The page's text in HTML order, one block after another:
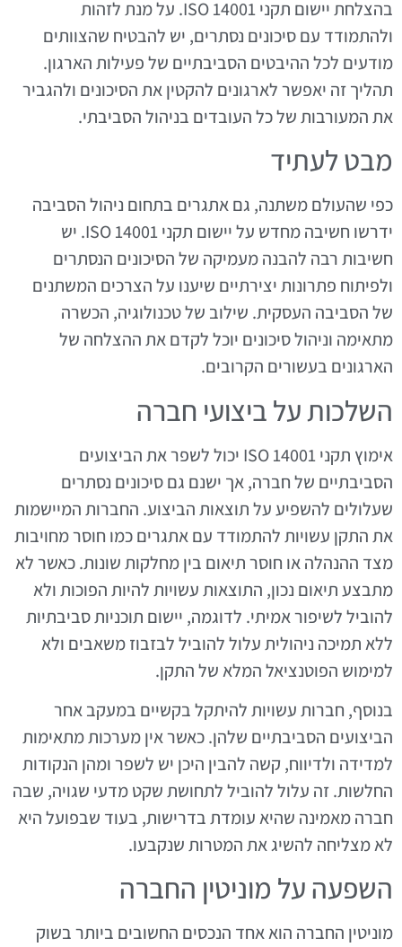
בהצלחת יישום תקני ISO 14001. על מנת לזהות
ולהתמודד עם סיכונים נסתרים, יש להבטיח שהצוותים
מודעים לכל ההיבטים הסביבתיים של פעילות הארגון.
תהליך זה יאפשר לארגונים להקטין את הסיכונים ולהגביר
את המעורבות של כל העובדים בניהול הסביבתי.
מבט לעתיד
כפי שהעולם משתנה, גם אתגרים בתחום ניהול הסביבה
ידרשו חשיבה מחדש על יישום תקני ISO 14001. יש
חשיבות רבה להבנה מעמיקה של הסיכונים הנסתרים
ולפיתוח פתרונות יצירתיים שיענו על הצרכים המשתנים
של הסביבה העסקית. שילוב של טכנולוגיה, הכשרה
מתאימה וניהול סיכונים יוכל לקדם את ההצלחה של
הארגונים בעשורים הקרובים.
השלכות על ביצועי חברה
אימוץ תקני ISO 14001 יכול לשפר את הביצועים
הסביבתיים של חברה, אך ישנם גם סיכונים נסתרים
שעלולים להשפיע על תוצאות הביצוע. החברות המיישמות
את התקן עשויות להתמודד עם אתגרים כמו חוסר מחויבות
מצד ההנהלה או חוסר תיאום בין מחלקות שונות. כאשר לא
מתבצע תיאום נכון, התוצאות עשויות להיות הפוכות ולא
להוביל לשיפור אמיתי. לדוגמה, יישום תוכניות סביבתיות
ללא תמיכה ניהולית עלול להוביל לבזבוז משאבים ולא
למימוש הפוטנציאל המלא של התקן.
בנוסף, חברות עשויות להיתקל בקשיים במעקב אחר
הביצועים הסביבתיים שלהן. כאשר אין מערכות מתאימות
למדידה ולדיווח, קשה להבין היכן יש לשפר ומהן הנקודות
החלשות. זה עלול להוביל לתחושת שקט מדעי שגויה, שבה
חברה מאמינה שהיא עומדת בדרישות, בעוד שבפועל היא
לא מצליחה להשיג את המטרות שנקבעו.
השפעה על מוניטין החברה
מוניטין החברה הוא אחד הנכסים החשובים ביותר בשוק